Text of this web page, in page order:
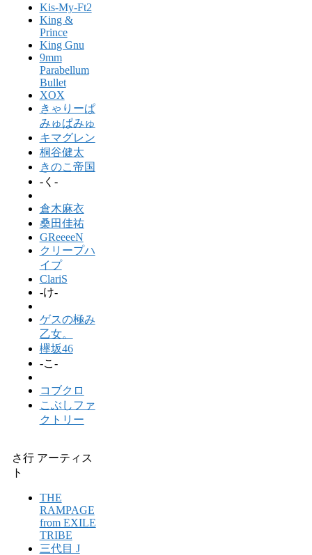
Kis-My-Ft2
King &
Prince
King Gnu
9mm
Parabellum
Bullet
XOX
きゃりーぱ
みゅぱみゅ
キマグレン
桐谷健太
きのこ帝国
-く-
倉木麻衣
桑田佳祐
GReeeeN
クリープハ
イプ
ClariS
-け-
ゲスの極み
乙女。
欅坂46
-こ-
コブクロ
こぶしファ
クトリー
さ行 アーティス
ト
THE
RAMPAGE
from EXILE
TRIBE
三代目 J